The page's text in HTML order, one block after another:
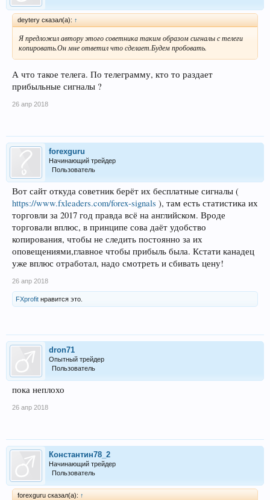
deytery сказал(а): ↑
Я предложил автору этого советника таким образом сигналы с телеги
копировать.Он мне ответил что сделает.Будем пробовать.
А что такое телега. По телеграмму, кто то раздает
прибыльные сигналы ?
26 апр 2018
forexguru
Начинающий трейдер
Пользователь
Вот сайт откуда советник берёт их бесплатные сигналы (
https://www.fxleaders.com/forex-signals ), там есть статистика их
торговли за 2017 год правда всё на английском. Вроде
торговали вплюс, в принципе сова даёт удобство
копирования, чтобы не следить постоянно за их
оповещениями,главное чтобы прибыль была. Кстати канадец
уже вплюс отработал, надо смотреть и сбивать цену!
26 апр 2018
FXprofit нравится это.
dron71
Опытный трейдер
Пользователь
пока неплохо
26 апр 2018
Константин78_2
Начинающий трейдер
Пользователь
forexguru сказал(а): ↑